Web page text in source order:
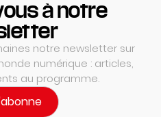
à notre
notre newsletter sur
numérique : articles,
au programme.